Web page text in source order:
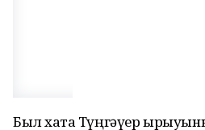
Был хаҡта Түңгәүер